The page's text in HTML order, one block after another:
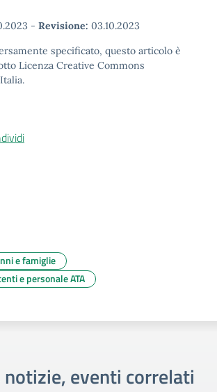
- Revisione: 03.10.2023
specificato, questo articolo è
Licenza Creative Commons
e famiglie
e personale ATA
notizie, eventi correlati